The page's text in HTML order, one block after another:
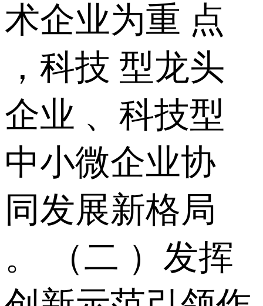
术企业为重 点
，科技 型龙头
企业 、科技型
中小微企业协
同发展新格局
。 （二 ）发挥